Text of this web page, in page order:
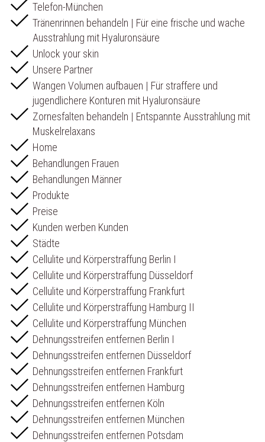
Telefon-München
Tränenrinnen behandeln | Für eine frische und wache
Ausstrahlung mit Hyaluronsäure
Unlock your skin
Unsere Partner
Wangen Volumen aufbauen | Für straffere und
jugendlichere Konturen mit Hyaluronsäure
Zornesfalten behandeln | Entspannte Ausstrahlung mit
Muskelrelaxans
Home
Behandlungen Frauen
Behandlungen Männer
Produkte
Preise
Kunden werben Kunden
Städte
Cellulite und Körperstraffung Berlin I
Cellulite und Körperstraffung Düsseldorf
Cellulite und Körperstraffung Frankfurt
Cellulite und Körperstraffung Hamburg II
Cellulite und Körperstraffung München
Dehnungsstreifen entfernen Berlin I
Dehnungsstreifen entfernen Düsseldorf
Dehnungsstreifen entfernen Frankfurt
Dehnungsstreifen entfernen Hamburg
Dehnungsstreifen entfernen Köln
Dehnungsstreifen entfernen München
Dehnungsstreifen entfernen Potsdam